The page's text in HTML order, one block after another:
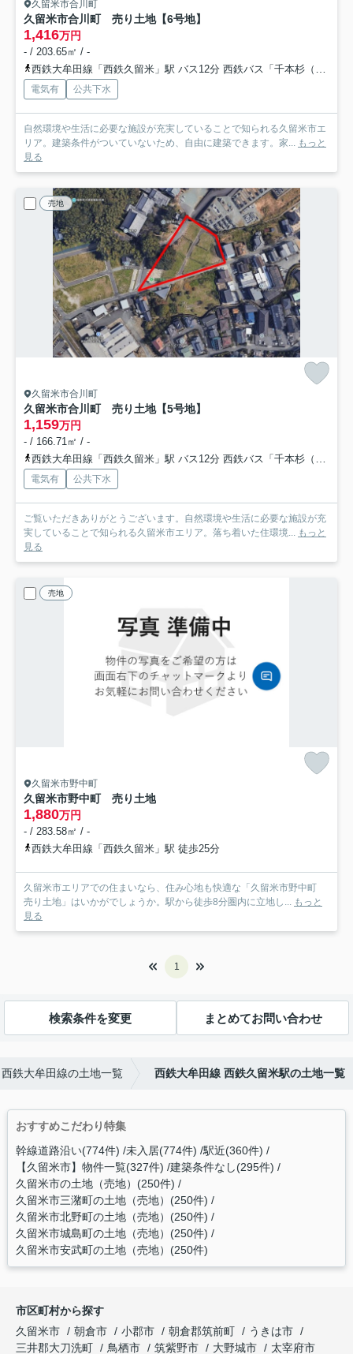
久留米市合川町
久留米市合川町 売り土地【6号地】
1,416万円
- / 203.65㎡ / -
西鉄大牟田線「西鉄久留米」駅 バス12分 西鉄バス「千本杉（福岡県）」 停歩5分
電気有 公共下水
自然環境や生活に必要な施設が充実していることで知られる久留米市エ
リア。建築条件がついていないため、自由に建築できます。家... もっと
見る
売地
久留米市合川町
久留米市合川町 売り土地【5号地】
1,159万円
- / 166.71㎡ / -
西鉄大牟田線「西鉄久留米」駅 バス12分 西鉄バス「千本杉（福岡県）」 停歩5分
電気有 公共下水
ご覧いただきありがとうございます。自然環境や生活に必要な施設が充
実していることで知られる久留米市エリア。落ち着いた住環境... もっと
見る
売地
久留米市野中町
久留米市野中町 売り土地
1,880万円
- / 283.58㎡ / -
西鉄大牟田線「西鉄久留米」駅 徒歩25分
久留米市エリアでの住まいなら、住み心地も快適な「久留米市野中町
売り土地」はいかがでしょうか。駅から徒歩8分圏内に立地し... もっと
見る
1
検索条件を変更 まとめてお問い合わせ
西鉄大牟田線の土地一覧 西鉄大牟田線 西鉄久留米駅の土地一覧
おすすめこだわり特集
幹線道路沿い(774件) 未入居(774件) 駅近(360件)
【久留米市】物件一覧(327件) 建築条件なし(295件)
久留米市の土地（売地）(250件)
久留米市三潴町の土地（売地）(250件)
久留米市北野町の土地（売地）(250件)
久留米市城島町の土地（売地）(250件)
久留米市安武町の土地（売地）(250件)
市区町村から探す
久留米市
朝倉市 小郡市 朝倉郡筑前町
うきは市
三井郡大刀洗町
鳥栖市 筑紫野市 大野城市
太宰府市